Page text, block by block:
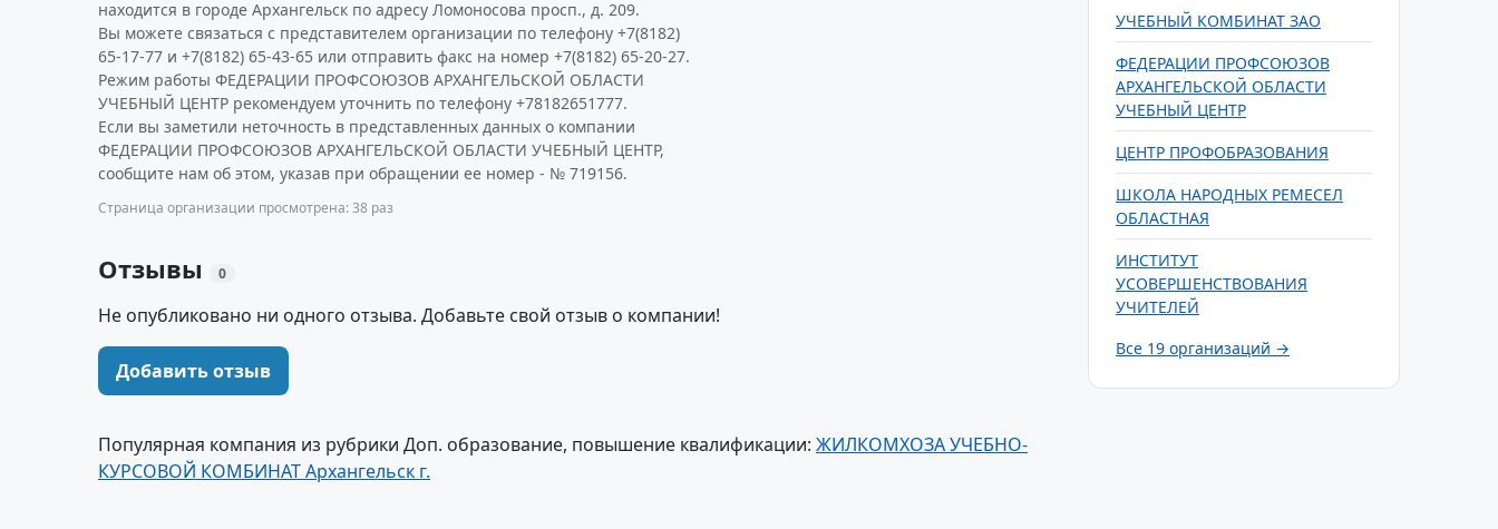
находится в городе Архангельск по адресу Ломоносова просп., д. 209.
Вы можете связаться с представителем организации по телефону +7(8182)
65-17-77 и +7(8182) 65-43-65 или отправить факс на номер +7(8182) 65-20-27.
Режим работы ФЕДЕРАЦИИ ПРОФСОЮЗОВ АРХАНГЕЛЬСКОЙ ОБЛАСТИ
УЧЕБНЫЙ ЦЕНТР рекомендуем уточнить по телефону +78182651777.
Если вы заметили неточность в представленных данных о компании
ФЕДЕРАЦИИ ПРОФСОЮЗОВ АРХАНГЕЛЬСКОЙ ОБЛАСТИ УЧЕБНЫЙ ЦЕНТР,
сообщите нам об этом, указав при обращении ее номер - № 719156.
Страница организации просмотрена: 38 раз
Отзывы 0
Не опубликовано ни одного отзыва. Добавьте свой отзыв о компании!
Добавить отзыв
Популярная компания из рубрики Доп. образование, повышение квалификации: ЖИЛКОМХОЗА УЧЕБНО-
КУРСОВОЙ КОМБИНАТ Архангельск г.
УЧЕБНЫЙ КОМБИНАТ ЗАО
ФЕДЕРАЦИИ ПРОФСОЮЗОВ
АРХАНГЕЛЬСКОЙ ОБЛАСТИ
УЧЕБНЫЙ ЦЕНТР
ЦЕНТР ПРОФОБРАЗОВАНИЯ
ШКОЛА НАРОДНЫХ РЕМЕСЕЛ
ОБЛАСТНАЯ
ИНСТИТУТ
УСОВЕРШЕНСТВОВАНИЯ
УЧИТЕЛЕЙ
Все 19 организаций →